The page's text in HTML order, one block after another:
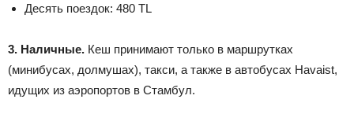
Десять поездок: 480 TL
3. Наличные. Кеш принимают только в маршрутках
(минибусах, долмушах), такси, а также в автобусах Havaist,
идущих из аэропортов в Стамбул.